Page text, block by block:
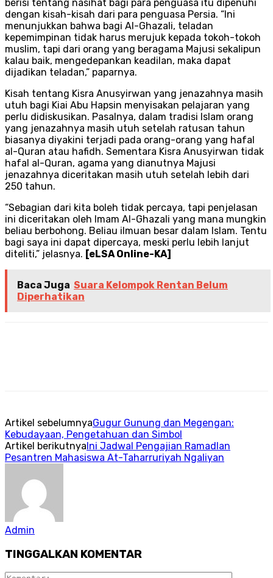
berisi tentang nasihat bagi para penguasa itu dipenuhi
dengan kisah-kisah dari para penguasa Persia. “Ini
menunjukkan bahwa bagi Al-Ghazali, teladan
kepemimpinan tidak harus merujuk kepada tokoh-tokoh
muslim, tapi dari orang yang beragama Majusi sekalipun
kalau baik, mengedepankan keadilan, maka dapat
dijadikan teladan,” paparnya.
Kisah tentang Kisra Anusyirwan yang jenazahnya masih
utuh bagi Kiai Abu Hapsin menyisakan pelajaran yang
perlu didiskusikan. Pasalnya, dalam tradisi Islam orang
yang jenazahnya masih utuh setelah ratusan tahun
biasanya diyakini terjadi pada orang-orang yang hafal
al-Quran atau hafidh. Sementara Kisra Anusyirwan tidak
hafal al-Quran, agama yang dianutnya Majusi
jenazahnya diceritakan masih utuh setelah lebih dari
250 tahun.
“Sebagian dari kita boleh tidak percaya, tapi penjelasan
ini diceritakan oleh Imam Al-Ghazali yang mana mungkin
beliau berbohong. Beliau ilmuan besar dalam Islam. Tentu
bagi saya ini dapat dipercaya, meski perlu lebih lanjut
diteliti,” jelasnya. [eLSA Online-KA]
Baca Juga Suara Kelompok Rentan Belum
Diperhatikan
Artikel sebelumnyaGugur Gunung dan Megengan:
Kebudayaan, Pengetahuan dan Simbol
Artikel berikutnyaIni Jadwal Pengajian Ramadlan
Pesantren Mahasiswa At-Taharruriyah Ngaliyan
Admin
TINGGALKAN KOMENTAR